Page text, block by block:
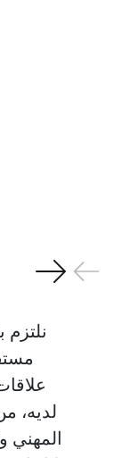
لديه،
المهني